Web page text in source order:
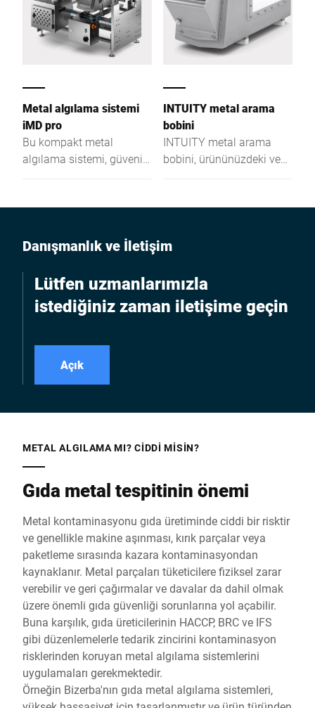
Metal algılama sistemi
iMD pro
Bu kompakt metal
algılama sistemi, güvenilir
kendini kanıtlar.
INTUITY metal arama
bobini
INTUITY metal arama
bobini, ürününüzdeki veya
güvenilir şekilde algılar.
esnek bir şekilde
çoklu eşzamanlı frekans
teknolojisiyle en iyi
sonuçları elde eder:
açısından az iki frekans
Danışmanlık ve İletişim
Lütfen uzmanlarımızla
istediğiniz zaman iletişime geçin
Açık
METAL ALGILAMA MI? CIDDI MISIN?
Gıda metal tespitinin önemi
Metal kontaminasyonu gıda üretiminde ciddi bir risktir
ve genellikle makine aşınması, kırık parçalar veya
paketleme sırasında kazara kontaminasyondan
kaynaklanır. Metal parçaları tüketicilere fiziksel zarar
verebilir ve geri çağırmalar ve davalar da dahil olmak
üzere önemli gıda güvenliği sorunlarına yol açabilir.
Buna karşılık, gıda üreticilerinin HACCP, BRC ve IFS
gibi düzenlemelerle tedarik zincirini kontaminasyon
risklerinden koruyan metal algılama sistemlerini
uygulamaları gerekmektedir.
Örneğin Bizerba'nın gıda metal algılama sistemleri,